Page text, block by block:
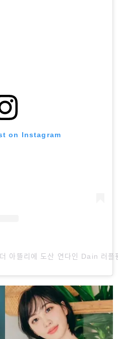
on Instagram
아뜰리에 도산 연다인